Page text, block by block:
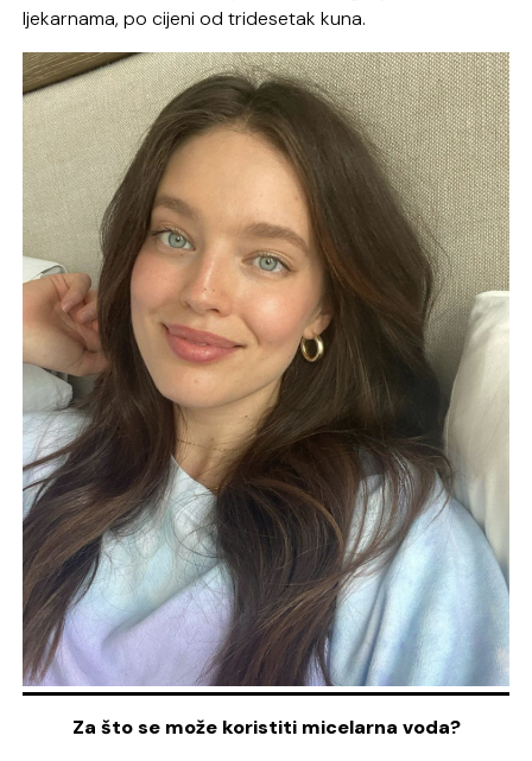
ljekarnama, po cijeni od tridesetak kuna.
Za što se može koristiti micelarna voda?